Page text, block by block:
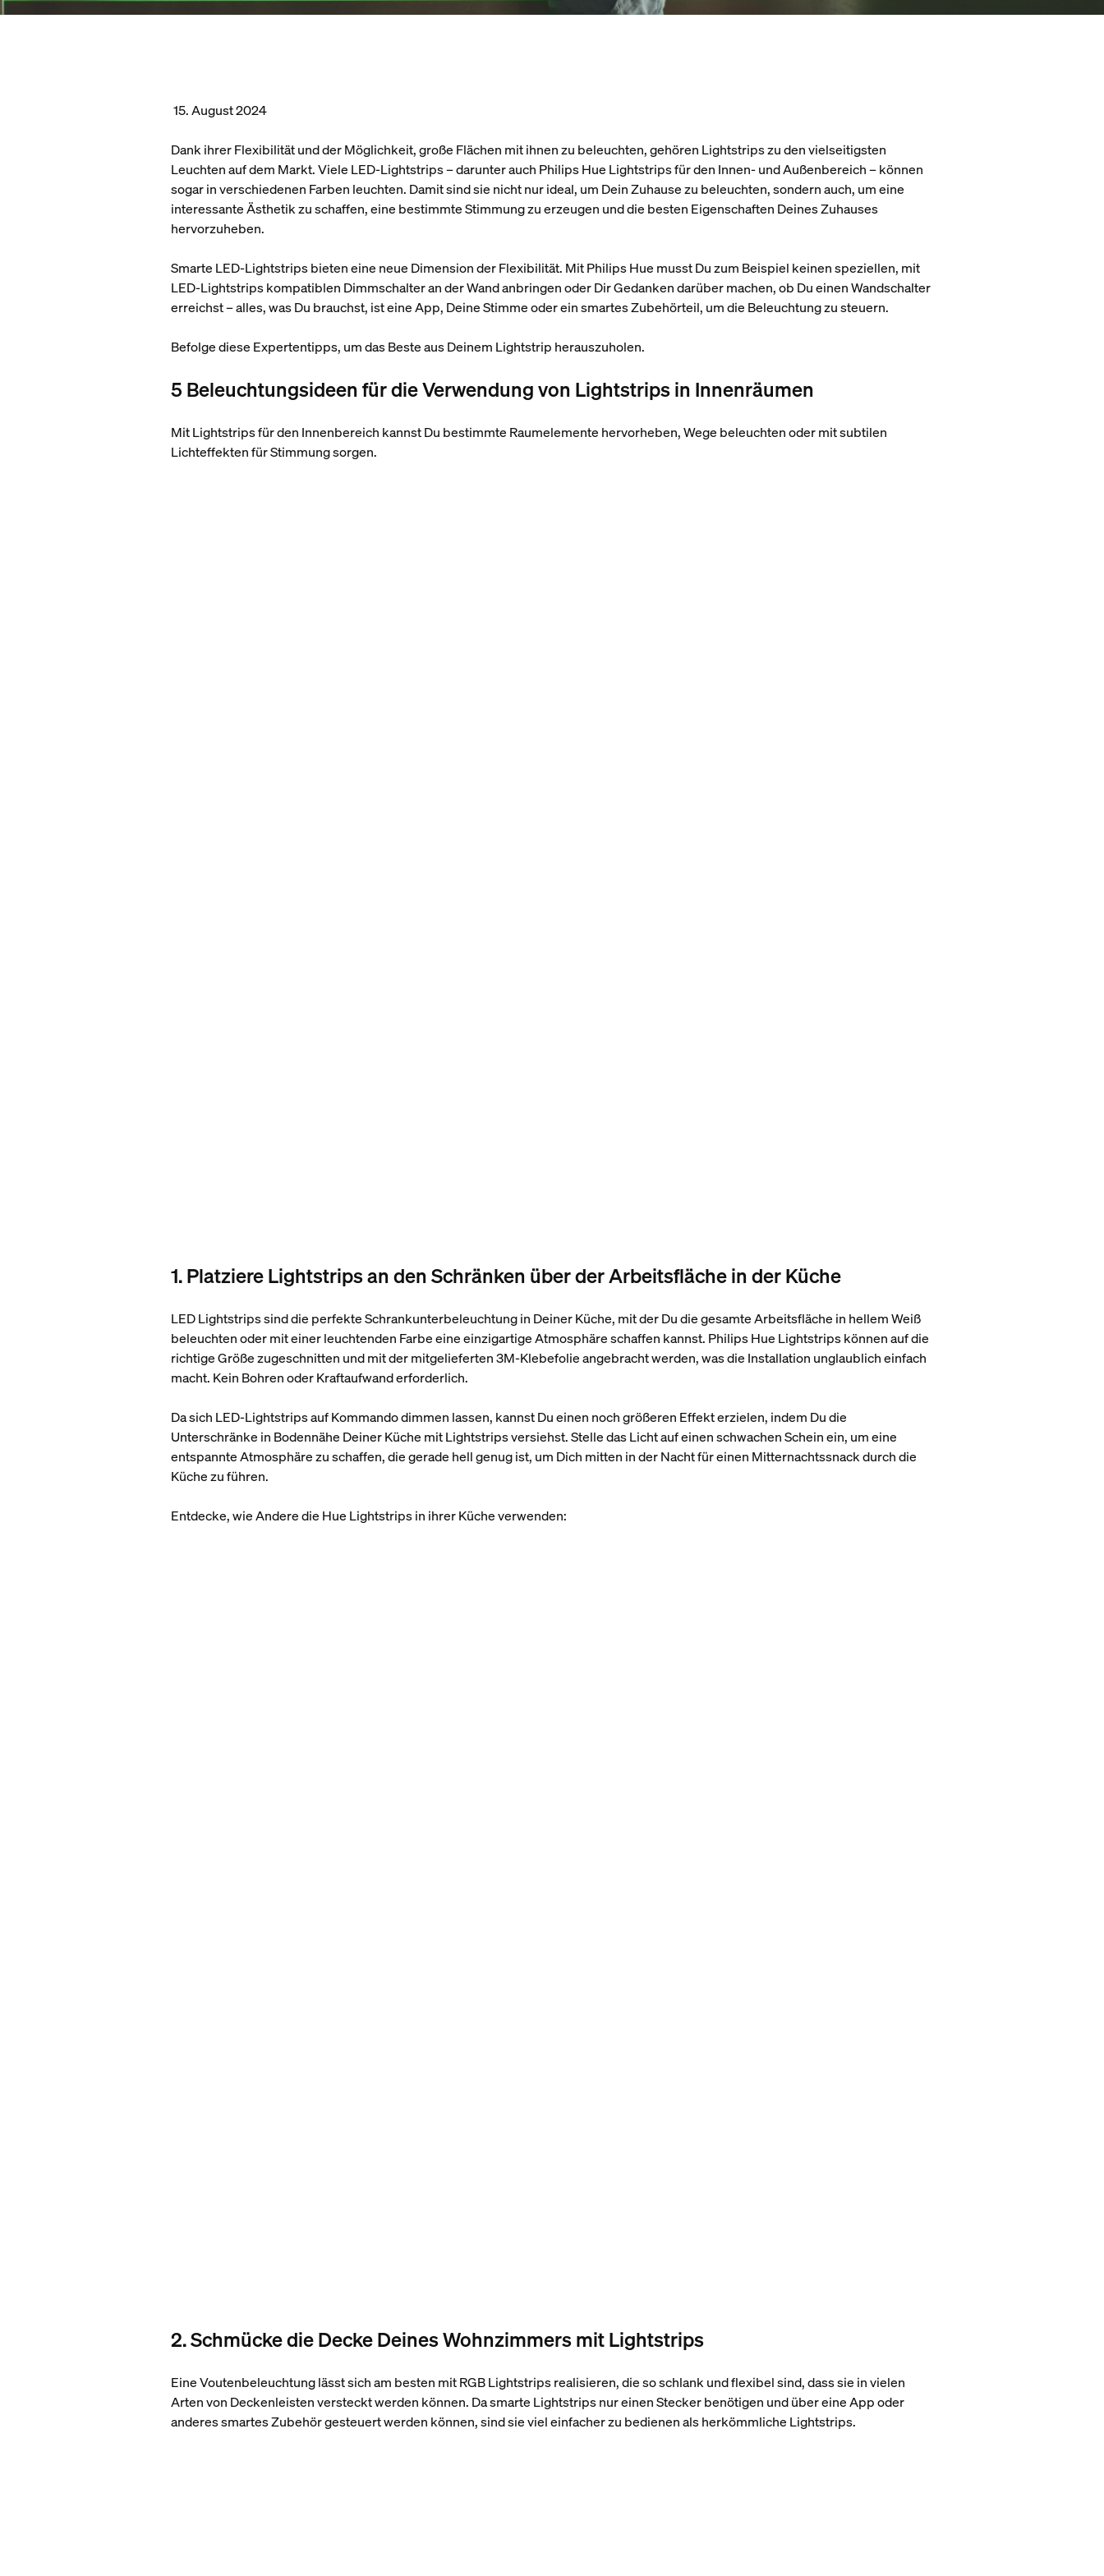
15. August 2024
Dank ihrer Flexibilität und der Möglichkeit, große Flächen mit ihnen zu beleuchten, gehören Lightstrips zu den vielseitigsten
Leuchten auf dem Markt. Viele LED-Lightstrips – darunter auch Philips Hue Lightstrips für den Innen- und Außenbereich – können
sogar in verschiedenen Farben leuchten. Damit sind sie nicht nur ideal, um Dein Zuhause zu beleuchten, sondern auch, um eine
interessante Ästhetik zu schaffen, eine bestimmte Stimmung zu erzeugen und die besten Eigenschaften Deines Zuhauses
hervorzuheben.
Smarte LED-Lightstrips bieten eine neue Dimension der Flexibilität. Mit Philips Hue musst Du zum Beispiel keinen speziellen, mit
LED-Lightstrips kompatiblen Dimmschalter an der Wand anbringen oder Dir Gedanken darüber machen, ob Du einen Wandschalter
erreichst – alles, was Du brauchst, ist eine App, Deine Stimme oder ein smartes Zubehörteil, um die Beleuchtung zu steuern.
Befolge diese Expertentipps, um das Beste aus Deinem Lightstrip herauszuholen.
5 Beleuchtungsideen für die Verwendung von Lightstrips in Innenräumen
Mit Lightstrips für den Innenbereich kannst Du bestimmte Raumelemente hervorheben, Wege beleuchten oder mit subtilen
Lichteffekten für Stimmung sorgen.
1. Platziere Lightstrips an den Schränken über der Arbeitsfläche in der Küche
LED Lightstrips sind die perfekte Schrankunterbeleuchtung in Deiner Küche, mit der Du die gesamte Arbeitsfläche in hellem Weiß
beleuchten oder mit einer leuchtenden Farbe eine einzigartige Atmosphäre schaffen kannst. Philips Hue Lightstrips können auf die
richtige Größe zugeschnitten und mit der mitgelieferten 3M-Klebefolie angebracht werden, was die Installation unglaublich einfach
macht. Kein Bohren oder Kraftaufwand erforderlich.
Da sich LED-Lightstrips auf Kommando dimmen lassen, kannst Du einen noch größeren Effekt erzielen, indem Du die
Unterschränke in Bodennähe Deiner Küche mit Lightstrips versiehst. Stelle das Licht auf einen schwachen Schein ein, um eine
entspannte Atmosphäre zu schaffen, die gerade hell genug ist, um Dich mitten in der Nacht für einen Mitternachtssnack durch die
Küche zu führen.
Entdecke, wie Andere die Hue Lightstrips in ihrer Küche verwenden:
2. Schmücke die Decke Deines Wohnzimmers mit Lightstrips
Eine Voutenbeleuchtung lässt sich am besten mit RGB Lightstrips realisieren, die so schlank und flexibel sind, dass sie in vielen
Arten von Deckenleisten versteckt werden können. Da smarte Lightstrips nur einen Stecker benötigen und über eine App oder
anderes smartes Zubehör gesteuert werden können, sind sie viel einfacher zu bedienen als herkömmliche Lightstrips.